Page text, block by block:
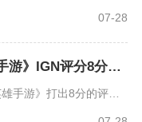
07-28
《Apex英雄手游》IGN评分8分：对游戏未来抱有期待
IGN为《Apex英雄手游》打出8分的评价，测评者认为，《A...